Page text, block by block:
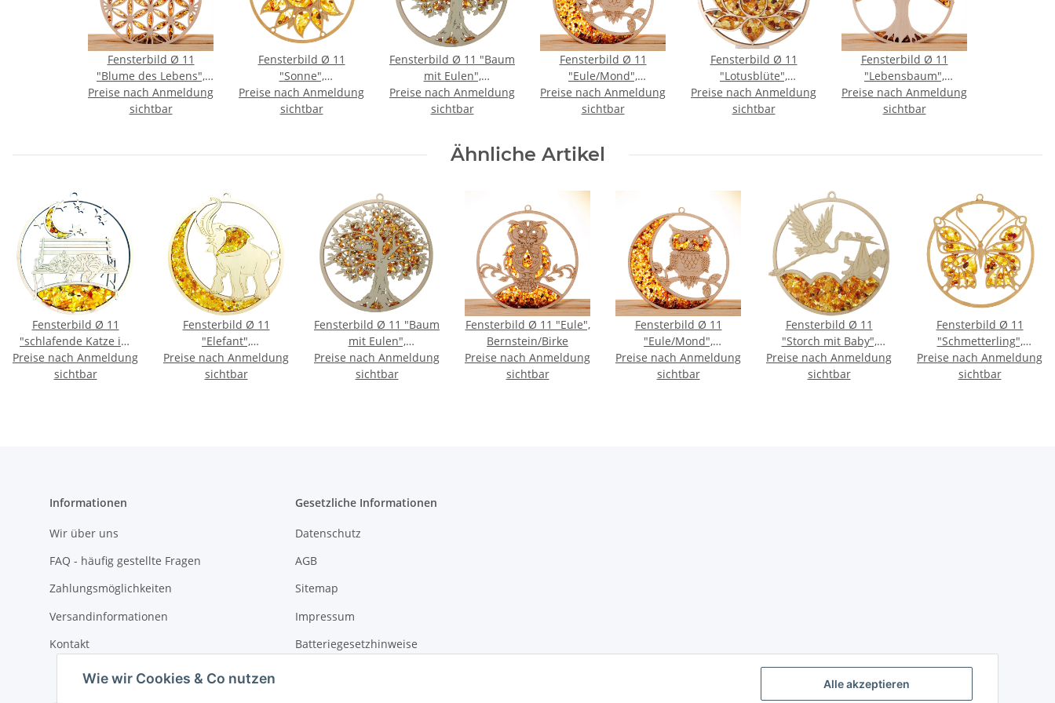
Alle akzeptieren
Wie wir Cookies & Co nutzen
Fensterbild Ø 11
"Blume des Lebens",
Bernstein/Birke
Preise nach Anmeldung
sichtbar
Fensterbild Ø 11
"Sonne",
Bernstein/Birke
Preise nach Anmeldung
sichtbar
Fensterbild Ø 11 "Baum
mit Eulen",
Bernstein/Birke
Preise nach Anmeldung
sichtbar
Fensterbild Ø 11
"Eule/Mond",
Bernstein/Birke
Preise nach Anmeldung
sichtbar
Fensterbild Ø 11
"Lotusblüte",
Bernstein/Birke
Preise nach Anmeldung
sichtbar
Fensterbild Ø 11
"Lebensbaum",
Bernstein/Birke
Preise nach Anmeldung
sichtbar
Ähnliche Artikel
Fensterbild Ø 11
"schlafende Katze im
Mondlicht",
Bernstein/Birke
Preise nach Anmeldung
sichtbar
Fensterbild Ø 11
"Elefant",
Bernstein/Birke
Preise nach Anmeldung
sichtbar
Fensterbild Ø 11 "Baum
mit Eulen",
Bernstein/Birke
Preise nach Anmeldung
sichtbar
Fensterbild Ø 11 "Eule",
Bernstein/Birke
Preise nach Anmeldung
sichtbar
Fensterbild Ø 11
"Eule/Mond",
Bernstein/Birke
Preise nach Anmeldung
sichtbar
Fensterbild Ø 11
"Storch mit Baby",
Bernstein/Birke
Preise nach Anmeldung
sichtbar
Fensterbild Ø 11
"Schmetterling",
Bernstein/Birke
Preise nach Anmeldung
sichtbar
Informationen
Wir über uns
FAQ - häufig gestellte Fragen
Zahlungsmöglichkeiten
Versandinformationen
Kontakt
Gesetzliche Informationen
Datenschutz
AGB
Sitemap
Impressum
Batteriegesetzhinweise